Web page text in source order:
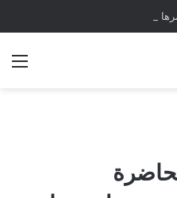
الخامس في تركيا تموز 2025
27 /10 محاضرة